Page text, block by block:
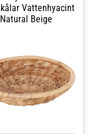
och i frysen.
och mer
Uppläggningsfat hos
Vattenhyacint
Natural Beige